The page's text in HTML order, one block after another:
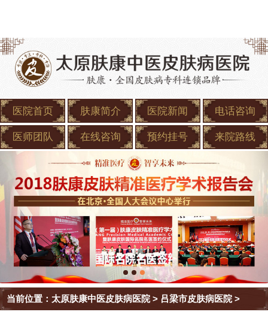
医院首页 肤康简介 医院新闻 电话咨询
医师团队 在线咨询 预约挂号 来院路线
当前位置： 太原肤康中医皮肤病医院> 吕梁市皮肤病医院>